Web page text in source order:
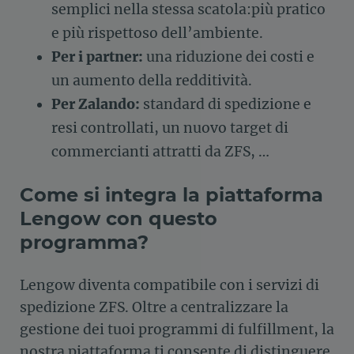
semplici nella stessa scatola:più pratico
e più rispettoso dell’ambiente.
Per i partner: una riduzione dei costi e
un aumento della redditività.
Per Zalando: standard di spedizione e
resi controllati, un nuovo target di
commercianti attratti da ZFS, …
Come si integra la piattaforma
Lengow con questo
programma?
Lengow diventa compatibile con i servizi di
spedizione ZFS. Oltre a centralizzare la
gestione dei tuoi programmi di fulfillment, la